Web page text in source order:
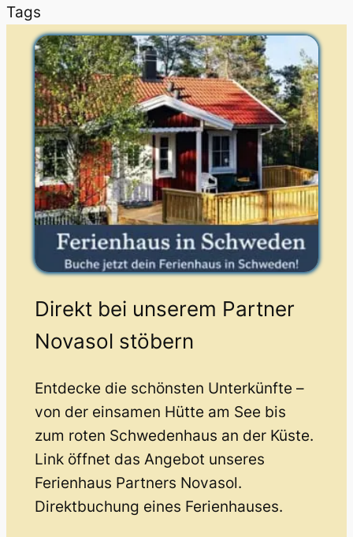
Tags
Direkt bei unserem Partner
Novasol stöbern
Entdecke die schönsten Unterkünfte –
von der einsamen Hütte am See bis
zum roten Schwedenhaus an der Küste.
Link öffnet das Angebot unseres
Ferienhaus Partners Novasol.
Direktbuchung eines Ferienhauses.